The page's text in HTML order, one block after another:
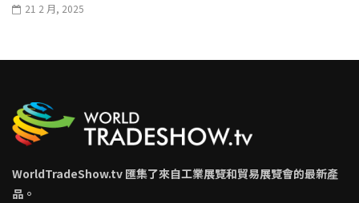
21 2 月, 2025
WorldTradeShow.tv 匯集了來自工業展覽和貿易展覽會的最新產
品。